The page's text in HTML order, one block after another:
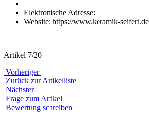
Elektronische Adresse:
Website: https://www.keramik-seifert.de
Artikel 7/20
Vorheriger
Zurück zur Artikelliste
Nächster
Frage zum Artikel
Bewertung schreiben